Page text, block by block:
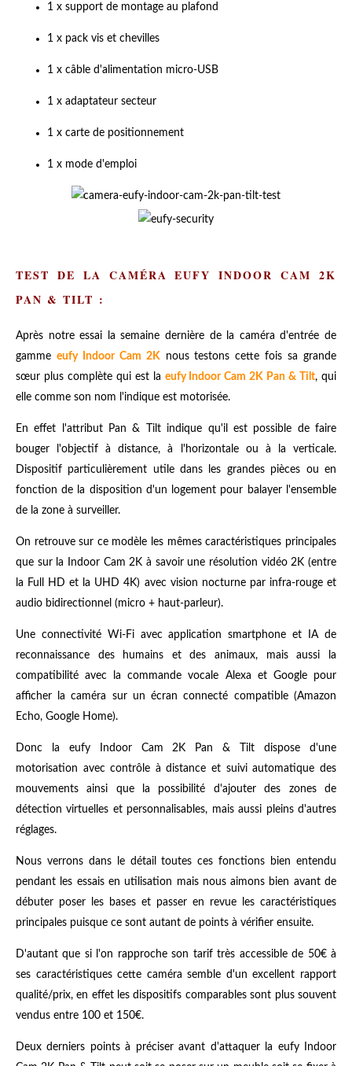
1 x support de montage au plafond
1 x pack vis et chevilles
1 x câble d'alimentation micro-USB
1 x adaptateur secteur
1 x carte de positionnement
1 x mode d'emploi
TEST DE LA CAMÉRA EUFY INDOOR CAM 2K
PAN & TILT :
Après notre essai la semaine dernière de la caméra d'entrée de
gamme eufy Indoor Cam 2Knous testons cette fois sa grande
sœur plus complète qui est la eufy Indoor Cam 2K Pan & Tilt, qui
elle comme son nom l'indique est motorisée.
En effet l'attribut Pan & Tilt indique qu'il est possible de faire
bouger l'objectif à distance, à l'horizontale ou à la verticale.
Dispositif particulièrement utile dans les grandes pièces ou en
fonction de la disposition d'un logement pour balayer l'ensemble
de la zone à surveiller.
On retrouve sur ce modèle les mêmes caractéristiques principales
que sur la Indoor Cam 2K à savoir une résolution vidéo 2K (entre
la Full HD et la UHD 4K) avec vision nocturne par infra-rouge et
audio bidirectionnel (micro + haut-parleur).
Une connectivité Wi-Fi avec application smartphone et IA de
reconnaissance des humains et des animaux, mais aussi la
compatibilité avec la commande vocale Alexa et Google pour
afficher la caméra sur un écran connecté compatible (Amazon
Echo, Google Home).
Donc la eufy Indoor Cam 2K Pan & Tilt dispose d'une
motorisation avec contrôle à distance et suivi automatique des
mouvements ainsi que la possibilité d'ajouter des zones de
détection virtuelles et personnalisables, mais aussi pleins d'autres
réglages.
Nous verrons dans le détail toutes ces fonctions bien entendu
pendant les essais en utilisation mais nous aimons bien avant de
débuter poser les bases et passer en revue les caractéristiques
principales puisque ce sont autant de points à vérifier ensuite.
D'autant que si l'on rapproche son tarif très accessible de 50€ à
ses caractéristiques cette caméra semble d'un excellent rapport
qualité/prix, en effet les dispositifs comparables sont plus souvent
vendus entre 100 et 150€.
Deux derniers points à préciser avant d'attaquer la eufy Indoor